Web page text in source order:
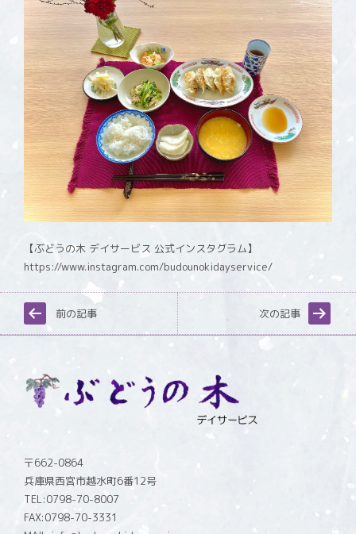
【ぶどうの木 デイサービス 公式インスタグラム】
https://www.instagram.com/budounokidayservice/
前の記事 次の記事
〒662-0864
兵庫県西宮市越水町6番12号
TEL:0798-70-8007
FAX:0798-70-3331